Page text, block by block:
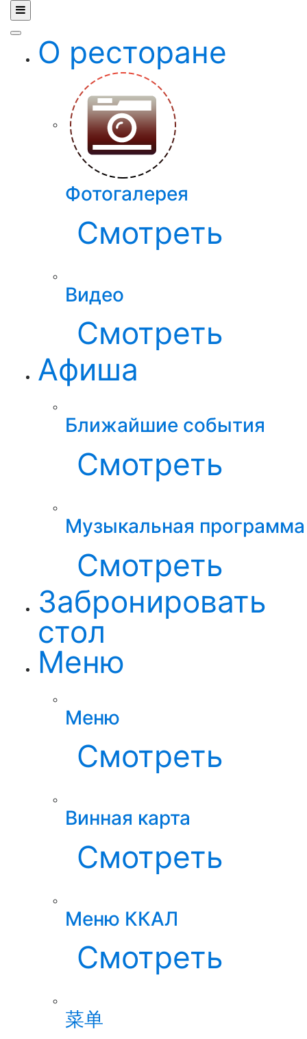
О ресторане
Фотогалерея
Смотреть
Видео
Смотреть
Афиша
Ближайшие события
Смотреть
Музыкальная программа
Смотреть
Забронировать
стол
Меню
Меню
Смотреть
Винная карта
Смотреть
Меню ККАЛ
Смотреть
菜单